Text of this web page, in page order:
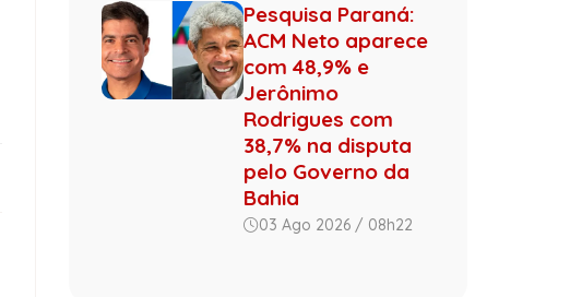
Pesquisa Paraná:
ACM Neto aparece
com 48,9% e
Jerônimo
Rodrigues com
38,7% na disputa
pelo Governo da
Bahia
03 Ago 2026 / 08h22